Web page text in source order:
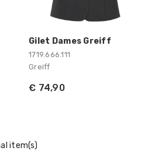
Gilet Dames Greiff
1719.666.111
Greiff
€ 74,90
item(s)